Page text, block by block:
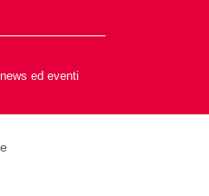
news ed eventi